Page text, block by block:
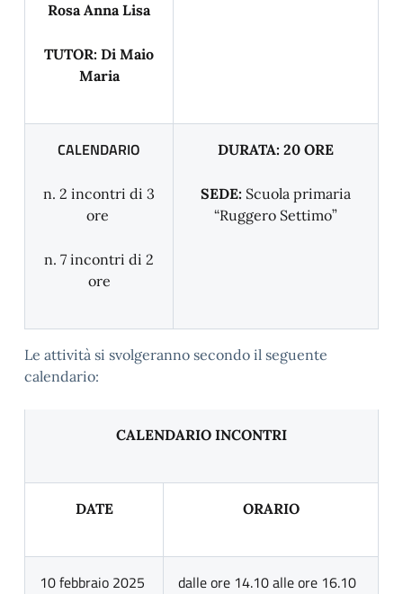
Rosa Anna Lisa
TUTOR: Di Maio
Maria
CALENDARIO
n. 2 incontri di 3
ore
n. 7 incontri di 2
ore
DURATA: 20 ORE
SEDE: Scuola primaria
“Ruggero Settimo”
Le attività si svolgeranno secondo il seguente
calendario:
CALENDARIO INCONTRI
DATE ORARIO
10 febbraio 2025 dalle ore 14.10 alle ore 16.10